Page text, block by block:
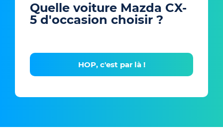
Quelle voiture Mazda CX-
5 d'occasion choisir ?
HOP, c'est par là !